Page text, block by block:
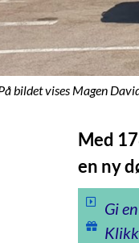
bildet vises Magen
Med
en ny
Gi